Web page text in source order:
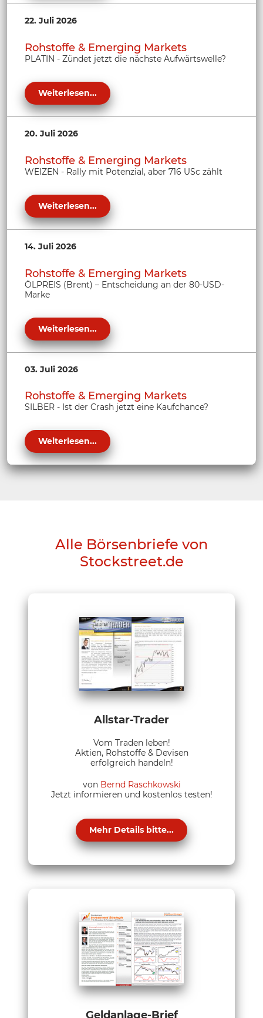
22. Juli 2026
Rohstoffe & Emerging Markets
PLATIN - Zündet jetzt die nächste Aufwärtswelle?
Weiterlesen...
20. Juli 2026
Rohstoffe & Emerging Markets
WEIZEN - Rally mit Potenzial, aber 716 USc zählt
Weiterlesen...
14. Juli 2026
Rohstoffe & Emerging Markets
ÖLPREIS (Brent) – Entscheidung an der 80-USD-
Marke
Weiterlesen...
03. Juli 2026
Rohstoffe & Emerging Markets
SILBER - Ist der Crash jetzt eine Kaufchance?
Weiterlesen...
Alle Börsenbriefe von
Stockstreet.de
Allstar-Trader
Vom Traden leben!
Aktien, Rohstoffe & Devisen
erfolgreich handeln!
von Bernd Raschkowski
Jetzt informieren und kostenlos testen!
Mehr Details bitte...
Geldanlage-Brief